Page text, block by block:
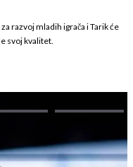
razvoj mladih igrača i Tarik će
svoj kvalitet.